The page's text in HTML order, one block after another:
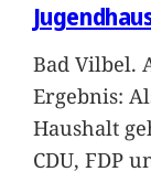
Bad Vilbel.
Ergebnis:
Haushalt
CDU, FDP